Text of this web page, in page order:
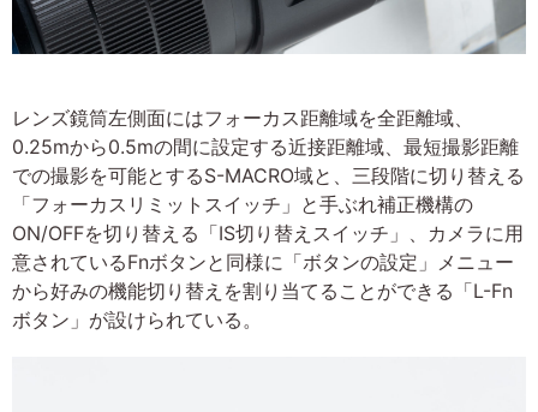
レンズ鏡筒左側面にはフォーカス距離域を全距離域、
0.25mから0.5mの間に設定する近接距離域、最短撮影距離
での撮影を可能とするS-MACRO域と、三段階に切り替える
「フォーカスリミットスイッチ」と手ぶれ補正機構の
ON/OFFを切り替える「IS切り替えスイッチ」、カメラに用
意されているFnボタンと同様に「ボタンの設定」メニュー
から好みの機能切り替えを割り当てることができる「L-Fn
ボタン」が設けられている。